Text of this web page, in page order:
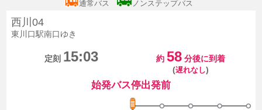
通常バス ノンステップバス
西川04
東川口駅南口ゆき
定刻 15:03 約58 分後に到着
(遅れなし)
始発バス停出発前